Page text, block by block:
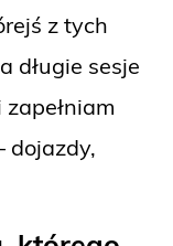
z tych
długie sesje
dojazdy,